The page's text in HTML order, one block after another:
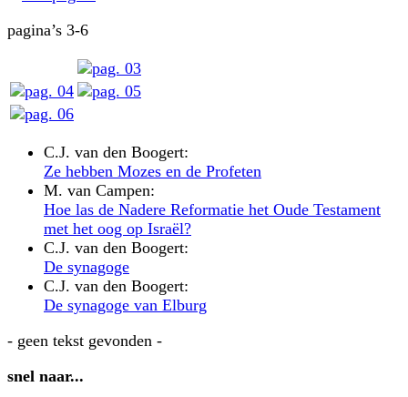
pagina’s 3-6
C.J. van den Boogert:
Ze hebben Mozes en de Profeten
M. van Campen:
Hoe las de Nadere Reformatie het Oude Testament
met het oog op Israël?
C.J. van den Boogert:
De synagoge
C.J. van den Boogert:
De synagoge van Elburg
- geen tekst gevonden -
snel naar...